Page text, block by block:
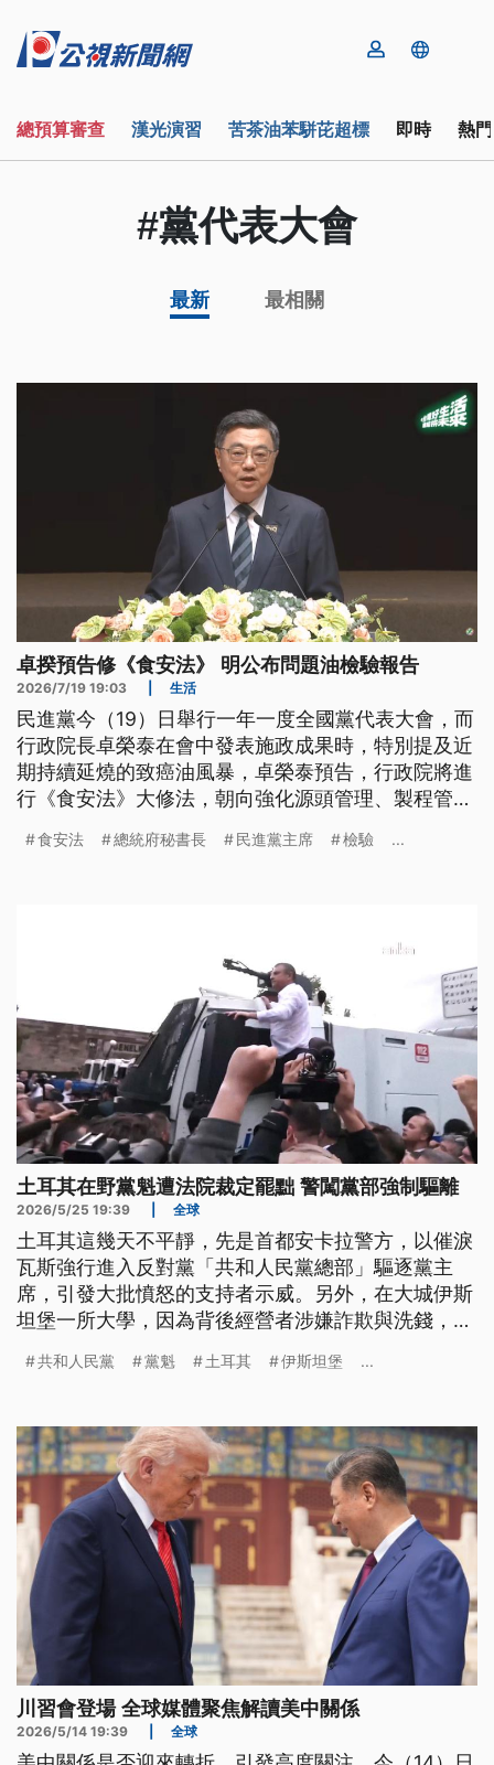
總預算審查 漢光演習 苦茶油苯駢芘超標 即時 熱
#黨代表大會
最新 最相關
卓揆預告修《食安法》 明公布問題油檢驗報告
2026/7/19 19:03 生活
民進黨今（19）日舉行一年一度全國黨代表大會，而
行政院長卓榮泰在會中發表施政成果時，特別提及近
期持續延燒的致癌油風暴，卓榮泰預告，行政院將進
行《食安法》大修法，朝向強化源頭管理、製程管理
告，力求讓民眾安心。總統府秘書長潘孟安則表示，
食安法 總統府秘書長 民進黨主席 檢驗 ...
土耳其在野黨魁遭法院裁定罷黜 警闖黨部強制驅離
2026/5/25 19:39 全球
土耳其這幾天不平靜，先是首都安卡拉警方，以催淚
瓦斯強行進入反對黨「共和人民黨總部」驅逐黨主
席，引發大批憤怒的支持者示威。另外，在大城伊斯
坦堡一所大學，因為背後經營者涉嫌詐欺與洗錢，造
（25）日終於盼到了轉圜，總統親自下令學校重開。
共和人民黨 黨魁 土耳其 伊斯坦堡 ...
川習會登場 全球媒體聚焦解讀美中關係
2026/5/14 19:39 全球